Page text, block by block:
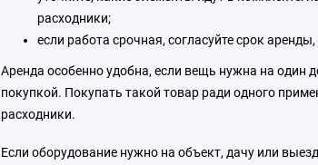
расходники;
если работа срочная, согласуйте срок
Аренда особенно удобна, если вещь нужна на один
покупкой. Покупать такой товар ради одного
расходники.
Если оборудование нужно на объект, дачу или